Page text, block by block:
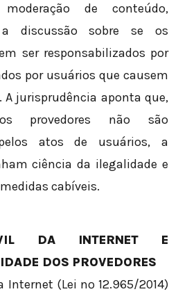
de conteúdo,
a discussão sobre se os
ser responsabilizados por
por usuários que causem
A jurisprudência aponta que,
provedores não são
atos de usuários, a
ciência da ilegalidade e
cabíveis.
DA INTERNET E
DOS PROVEDORES
Internet (Lei nº 12.965/2014)